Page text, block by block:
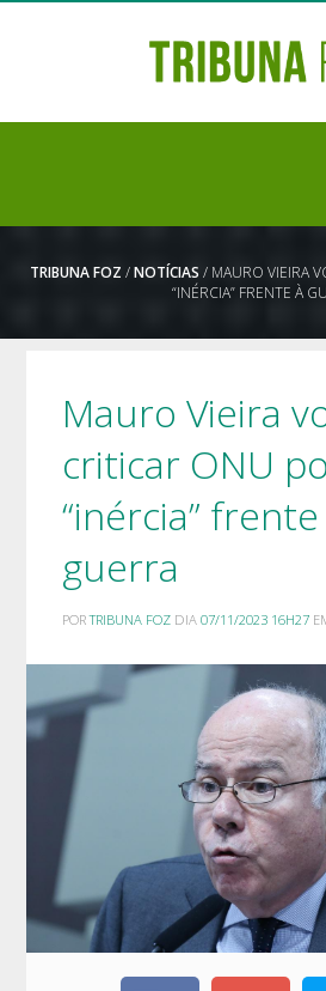
TRIBUNA FOZ /NOTÍCIAS / MAURO VIEIRA
“INÉRCIA” FRENTE À
Mauro Vieira
criticar ONU
“inércia” frente
guerra
PORTRIBUNA FOZ DIA07/11/2023 16H27